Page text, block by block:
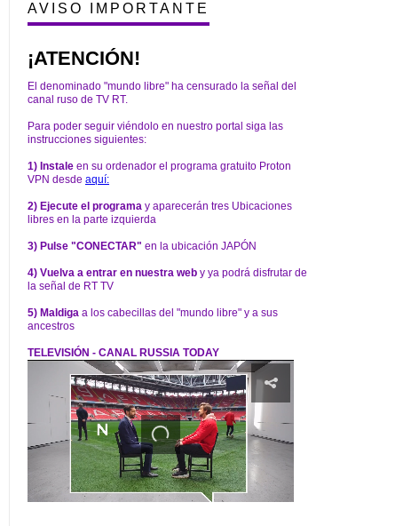
AVISO IMPORTANTE
¡ATENCIÓN!
El denominado "mundo libre" ha censurado la señal del
canal ruso de TV RT.
Para poder seguir viéndolo en nuestro portal siga las
instrucciones siguientes:
1) Instale en su ordenador el programa gratuito Proton
VPN desde aquí:
2) Ejecute el programa y aparecerán tres Ubicaciones
libres en la parte izquierda
3) Pulse "CONECTAR" en la ubicación JAPÓN
4) Vuelva a entrar en nuestra web y ya podrá disfrutar de
la señal de RT TV
5) Maldiga a los cabecillas del "mundo libre" y a sus
ancestros
TELEVISIÓN - CANAL RUSSIA TODAY